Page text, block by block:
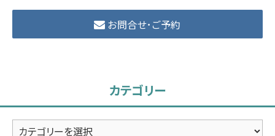
お問合せ･ご予約
カテゴリー
カ